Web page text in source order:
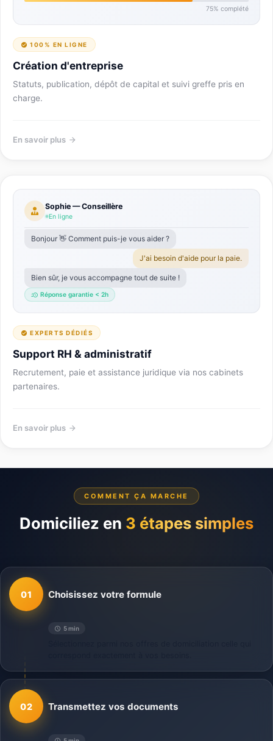
75% complété
100% EN LIGNE
Création d'entreprise
Statuts, publication, dépôt de capital et suivi greffe pris en
charge.
En savoir plus
Sophie — Conseillère
En ligne
Bonjour 👋 Comment puis-je vous aider ?
J'ai besoin d'aide pour la paie.
Bien sûr, je vous accompagne tout de suite !
Réponse garantie < 2h
EXPERTS DÉDIÉS
Support RH & administratif
Recrutement, paie et assistance juridique via nos cabinets
partenaires.
En savoir plus
COMMENT ÇA MARCHE
Domiciliez en 3 étapes simples
01
5 min
Choisissez votre formule
02 Transmettez vos documents